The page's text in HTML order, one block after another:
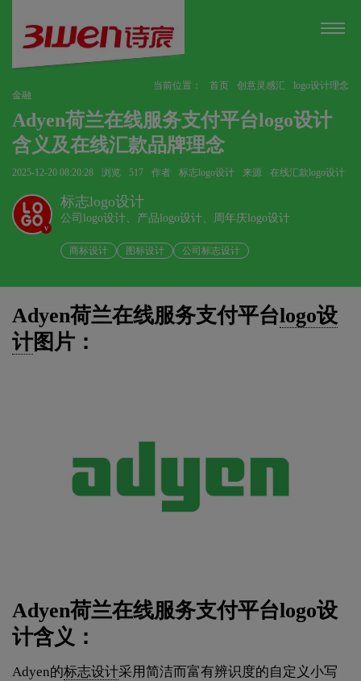
当前位置： 首页 创意灵感汇
logo设计理念
金融
Adyen荷兰在线服务支付平台logo设计
含义及在线汇款品牌理念
2025-12-20 08:20:28 浏览 517 作者 标志logo设计 来源 在线汇款logo设计
v
标志logo设计
公司logo设计、产品logo设计、周年庆logo设计
商标设计 图标设计 公司标志设计
Adyen荷兰在线服务支付平台logo设
计图片：
Adyen荷兰在线服务支付平台logo设
计含义：
Adyen的标志设计采用简洁而富有辨识度的自定义小写